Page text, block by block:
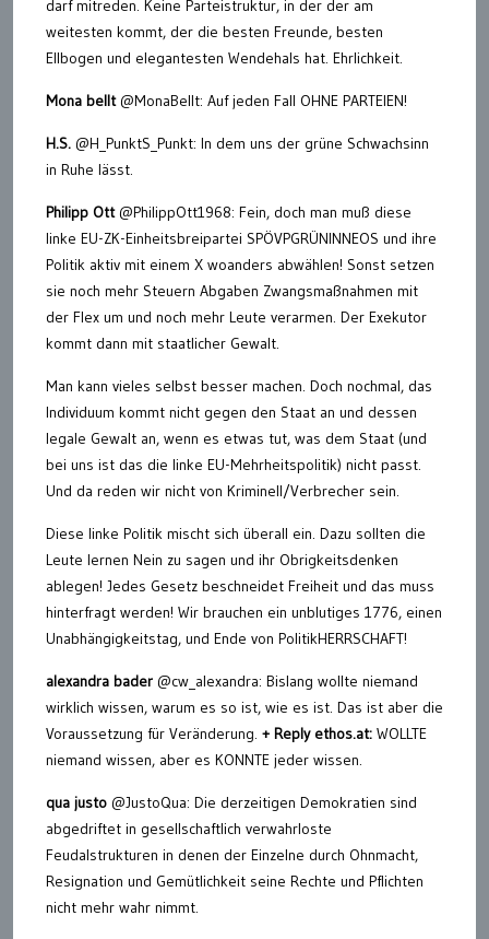
darf mitreden. Keine Parteistruktur, in der der am
weitesten kommt, der die besten Freunde, besten
Ellbogen und elegantesten Wendehals hat. Ehrlichkeit.
Mona bellt@MonaBellt: Auf jeden Fall OHNE PARTEIEN!
H.S. @H_PunktS_Punkt: In dem uns der grüne Schwachsinn
in Ruhe lässt.
Philipp Ott@PhilippOtt1968: Fein, doch man muß diese
linke EU-ZK-Einheitsbreipartei SPÖVPGRÜNINNEOS und ihre
Politik aktiv mit einem X woanders abwählen! Sonst setzen
sie noch mehr Steuern Abgaben Zwangsmaßnahmen mit
der Flex um und noch mehr Leute verarmen. Der Exekutor
kommt dann mit staatlicher Gewalt.
Man kann vieles selbst besser machen. Doch nochmal, das
Individuum kommt nicht gegen den Staat an und dessen
legale Gewalt an, wenn es etwas tut, was dem Staat (und
bei uns ist das die linke EU-Mehrheitspolitik) nicht passt.
Und da reden wir nicht von Kriminell/Verbrecher sein.
Diese linke Politik mischt sich überall ein. Dazu sollten die
Leute lernen Nein zu sagen und ihr Obrigkeitsdenken
ablegen! Jedes Gesetz beschneidet Freiheit und das muss
hinterfragt werden! Wir brauchen ein unblutiges 1776, einen
Unabhängigkeitstag, und Ende von PolitikHERRSCHAFT!
alexandra bader @cw_alexandra: Bislang wollte niemand
wirklich wissen, warum es so ist, wie es ist. Das ist aber die
Voraussetzung für Veränderung. + Reply ethos.at: WOLLTE
niemand wissen, aber es KONNTE jeder wissen.
qua justo @JustoQua: Die derzeitigen Demokratien sind
abgedriftet in gesellschaftlich verwahrloste
Feudalstrukturen in denen der Einzelne durch Ohnmacht,
Resignation und Gemütlichkeit seine Rechte und Pflichten
nicht mehr wahr nimmt.